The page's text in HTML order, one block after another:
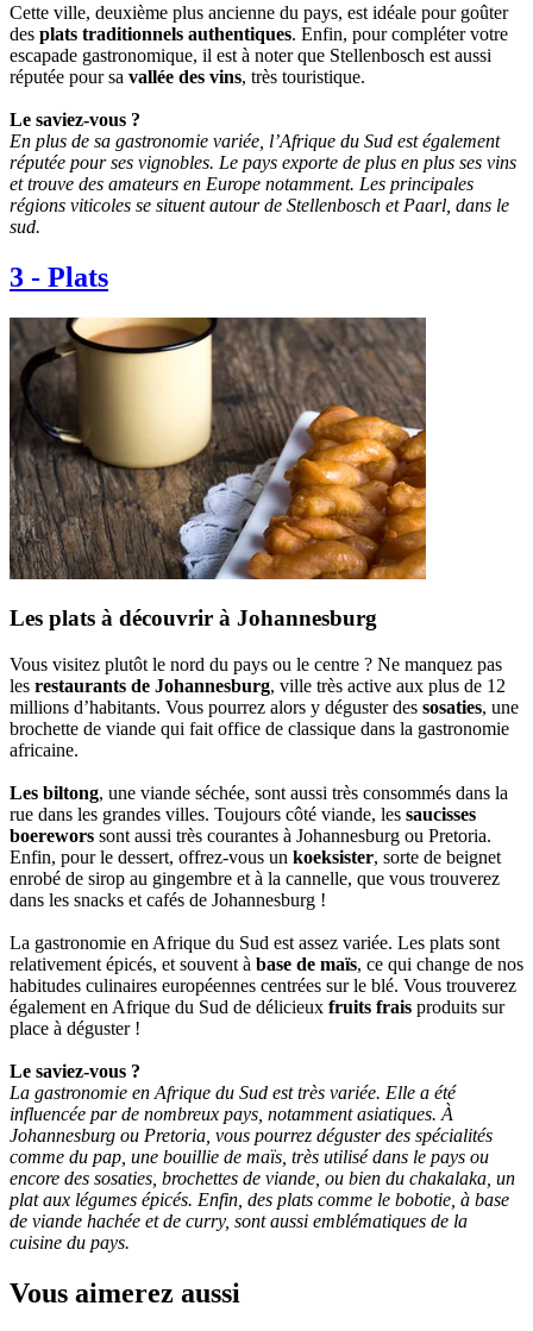
Cette ville, deuxième plus ancienne du pays, est idéale pour goûter
des plats traditionnels authentiques. Enfin, pour compléter votre
escapade gastronomique, il est à noter que Stellenbosch est aussi
réputée pour sa vallée des vins, très touristique.
Le saviez-vous ?
En plus de sa gastronomie variée, l’Afrique du Sud est également
réputée pour ses vignobles. Le pays exporte de plus en plus ses vins
et trouve des amateurs en Europe notamment. Les principales
régions viticoles se situent autour de Stellenbosch et Paarl, dans le
sud.
3 - Plats
Les plats à découvrir à Johannesburg
Vous visitez plutôt le nord du pays ou le centre ? Ne manquez pas
les restaurants de Johannesburg, ville très active aux plus de 12
millions d’habitants. Vous pourrez alors y déguster des sosaties, une
brochette de viande qui fait office de classique dans la gastronomie
africaine.
Les biltong, une viande séchée, sont aussi très consommés dans la
rue dans les grandes villes. Toujours côté viande, les saucisses
boerewors sont aussi très courantes à Johannesburg ou Pretoria.
Enfin, pour le dessert, offrez-vous un koeksister, sorte de beignet
enrobé de sirop au gingembre et à la cannelle, que vous trouverez
dans les snacks et cafés de Johannesburg !
La gastronomie en Afrique du Sud est assez variée. Les plats sont
relativement épicés, et souvent à base de maïs, ce qui change de nos
habitudes culinaires européennes centrées sur le blé. Vous trouverez
également en Afrique du Sud de délicieux fruits frais produits sur
place à déguster !
Le saviez-vous ?
La gastronomie en Afrique du Sud est très variée. Elle a été
influencée par de nombreux pays, notamment asiatiques. À
Johannesburg ou Pretoria, vous pourrez déguster des spécialités
comme du pap, une bouillie de maïs, très utilisé dans le pays ou
encore des sosaties, brochettes de viande, ou bien du chakalaka, un
plat aux légumes épicés. Enfin, des plats comme le bobotie, à base
de viande hachée et de curry, sont aussi emblématiques de la
cuisine du pays.
Vous aimerez aussi